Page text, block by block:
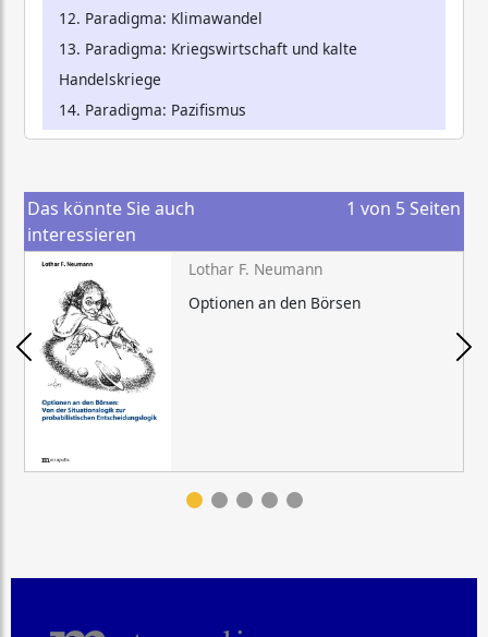
12. Paradigma: Klimawandel
13. Paradigma: Kriegswirtschaft und kalte
Handelskriege
14. Paradigma: Pazifismus
Das könnte Sie auch
interessieren
1 von 5 Seiten
Lothar F. Neumann
Optionen an den Börsen